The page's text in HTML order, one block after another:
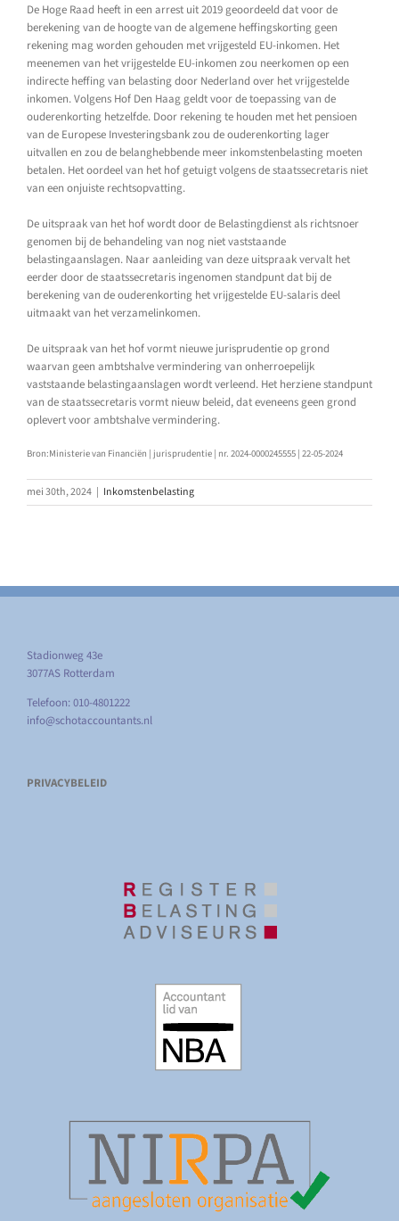
De Hoge Raad heeft in een arrest uit 2019 geoordeeld dat voor de
berekening van de hoogte van de algemene heffingskorting geen
rekening mag worden gehouden met vrijgesteld EU-inkomen. Het
meenemen van het vrijgestelde EU-inkomen zou neerkomen op een
indirecte heffing van belasting door Nederland over het vrijgestelde
inkomen. Volgens Hof Den Haag geldt voor de toepassing van de
ouderenkorting hetzelfde. Door rekening te houden met het pensioen
van de Europese Investeringsbank zou de ouderenkorting lager
uitvallen en zou de belanghebbende meer inkomstenbelasting moeten
betalen. Het oordeel van het hof getuigt volgens de staatssecretaris niet
van een onjuiste rechtsopvatting.
De uitspraak van het hof wordt door de Belastingdienst als richtsnoer
genomen bij de behandeling van nog niet vaststaande
belastingaanslagen. Naar aanleiding van deze uitspraak vervalt het
eerder door de staatssecretaris ingenomen standpunt dat bij de
berekening van de ouderenkorting het vrijgestelde EU-salaris deel
uitmaakt van het verzamelinkomen.
De uitspraak van het hof vormt nieuwe jurisprudentie op grond
waarvan geen ambtshalve vermindering van onherroepelijk
vaststaande belastingaanslagen wordt verleend. Het herziene standpunt
van de staatssecretaris vormt nieuw beleid, dat eveneens geen grond
oplevert voor ambtshalve vermindering.
Bron:Ministerie van Financiën | jurisprudentie | nr. 2024-0000245555 | 22-05-2024
mei 30th, 2024 | Inkomstenbelasting
Stadionweg 43e
3077AS Rotterdam
Telefoon: 010-4801222
info@schotaccountants.nl
PRIVACYBELEID